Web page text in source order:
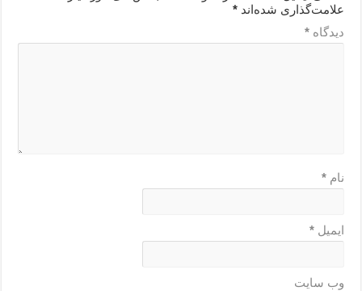
علامت‌گذاری شده‌اند*
دیدگاه*
نام*
ایمیل*
وب‌ سایت